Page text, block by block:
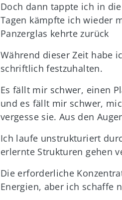
Doch dann tappte ich in
Tagen kämpfte ich wieder
Panzerglas kehrte zurück
Während dieser Zeit habe
schriftlich festzuhalten.
Es fällt mir schwer, einen
und es fällt mir schwer,
vergesse sie. Aus den
Ich laufe unstrukturiert
erlernte Strukturen gehen
Die erforderliche
Energien, aber ich schaffe